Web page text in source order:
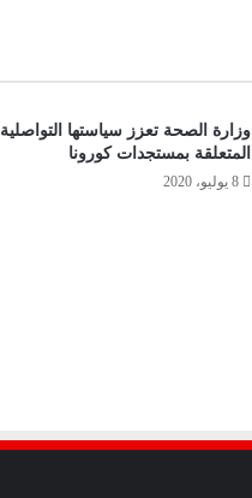
وزارة الصحة تعزز سياستها التواصلية
المتعلقة بمستجدات كورونا
8 يوليو، 2020